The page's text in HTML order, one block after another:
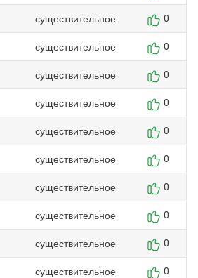
существительное 0
существительное 0
существительное 0
существительное 0
существительное 0
существительное 0
существительное 0
существительное 0
существительное 0
существительное 0